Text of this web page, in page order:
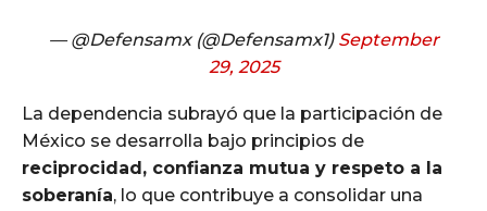
— @Defensamx (@Defensamx1) September
29, 2025
La dependencia subrayó que la participación de
México se desarrolla bajo principios de
reciprocidad, confianza mutua y respeto a la
soberanía, lo que contribuye a consolidar una